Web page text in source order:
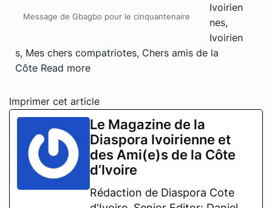
Message de Gbagbo pour le cinquantenaire
Ivoirien
nes,
Ivoirien
s, Mes chers compatriotes, Chers amis de la
Côte Read more
Imprimer cet article
Le Magazine de la
Diaspora Ivoirienne et
des Ami(e)s de la Côte
d’Ivoire
Rédaction de Diaspora Cote